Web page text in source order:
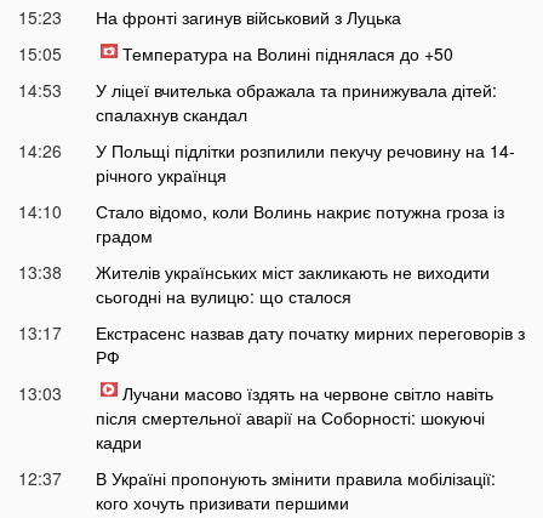
15:23
На фронті загинув військовий з Луцька
15:05
Температура на Волині піднялася до +50
14:53
У ліцеї вчителька ображала та принижувала дітей:
спалахнув скандал
14:26
У Польщі підлітки розпилили пекучу речовину на 14-
річного українця
14:10
Стало відомо, коли Волинь накриє потужна гроза із
градом
13:38
Жителів українських міст закликають не виходити
сьогодні на вулицю: що сталося
13:17
Екстрасенс назвав дату початку мирних переговорів з
РФ
13:03
Лучани масово їздять на червоне світло навіть
після смертельної аварії на Соборності: шокуючі
кадри
12:37
В Україні пропонують змінити правила мобілізації:
кого хочуть призивати першими